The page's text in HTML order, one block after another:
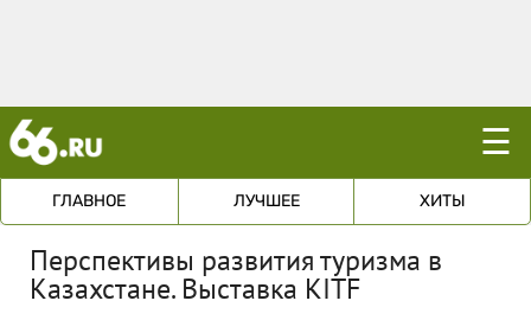
☰
ГЛАВНОЕ ЛУЧШЕЕ ХИТЫ
Перспективы развития туризма в
Казахстане. Выставка KITF